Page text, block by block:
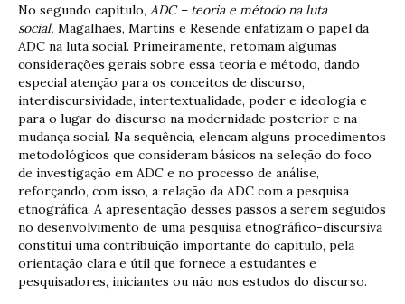
No segundo capítulo, ADC – teoria e método na luta
social, Magalhães, Martins e Resende enfatizam o papel da
ADC na luta social. Primeiramente, retomam algumas
considerações gerais sobre essa teoria e método, dando
especial atenção para os conceitos de discurso,
interdiscursividade, intertextualidade, poder e ideologia e
para o lugar do discurso na modernidade posterior e na
mudança social. Na sequência, elencam alguns procedimentos
metodológicos que consideram básicos na seleção do foco
de investigação em ADC e no processo de análise,
reforçando, com isso, a relação da ADC com a pesquisa
etnográfica. A apresentação desses passos a serem seguidos
no desenvolvimento de uma pesquisa etnográfico-discursiva
constitui uma contribuição importante do capítulo, pela
orientação clara e útil que fornece a estudantes e
pesquisadores, iniciantes ou não nos estudos do discurso.